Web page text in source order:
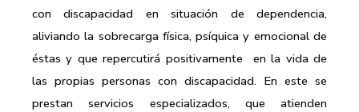
con discapacidad en situación de dependencia,
aliviando la sobrecarga física, psíquica y emocional de
éstas y que repercutirá positivamente
en la vida de
las propias personas con discapacidad. En este se
prestan servicios especializados, que atienden